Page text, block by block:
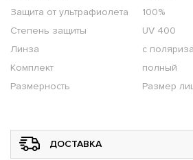
Защита от ультрафиолета
100%
Степень защиты
UV 400
Линза
с
Комплект
полный
Размерность
Размер
ДОСТАВКА